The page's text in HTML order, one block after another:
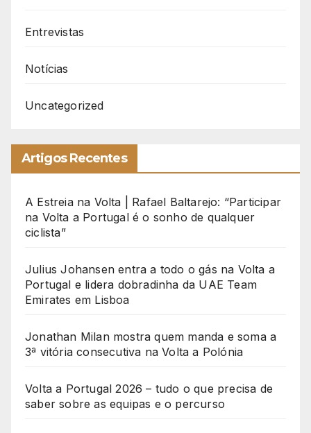
Entrevistas
Notícias
Uncategorized
Artigos Recentes
A Estreia na Volta | Rafael Baltarejo: “Participar
na Volta a Portugal é o sonho de qualquer
ciclista”
Julius Johansen entra a todo o gás na Volta a
Portugal e lidera dobradinha da UAE Team
Emirates em Lisboa
Jonathan Milan mostra quem manda e soma a
3ª vitória consecutiva na Volta a Polónia
Volta a Portugal 2026 – tudo o que precisa de
saber sobre as equipas e o percurso